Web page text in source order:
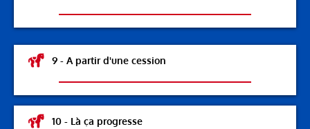
9 - A partir d'une cession
10 - Là ça progresse